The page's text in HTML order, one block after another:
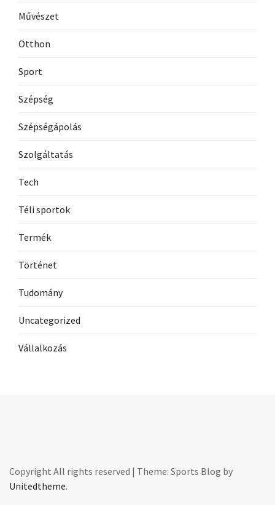
Művészet
Otthon
Sport
Szépség
Szépségápolás
Szolgáltatás
Tech
Téli sportok
Termék
Történet
Tudomány
Uncategorized
Vállalkozás
Copyright All rights reserved | Theme: Sports Blog by
Unitedtheme.